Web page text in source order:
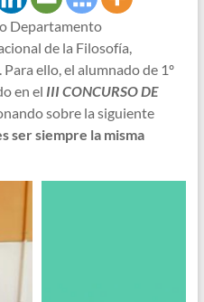
Departamento
de la Filosofía,
ello, el alumnado de 1º
en el III CONCURSO DE
sobre la siguiente
ser siempre la misma